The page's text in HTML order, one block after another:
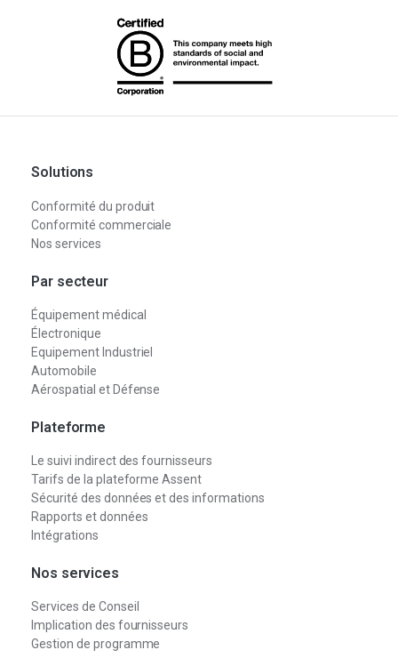
Solutions
Conformité du produit
Conformité commerciale
Nos services
Par secteur
Équipement médical
Électronique
Equipement Industriel
Automobile
Aérospatial et Défense
Plateforme
Le suivi indirect des fournisseurs
Tarifs de la plateforme Assent
Sécurité des données et des informations
Rapports et données
Intégrations
Nos services
Services de Conseil
Implication des fournisseurs
Gestion de programme